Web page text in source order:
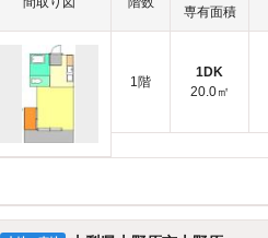
専有面積
1階
1DK
20.0㎡
ほかの部屋は見つかりませんでした